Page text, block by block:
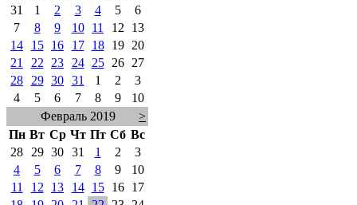
31
1 2 3 4 5
6
7
8 9 10 11 12
13
14
15 16 17 18 19
20
21
22 23 24 25 26
27
28
29 30 31 1 2
3
4
5 6 7 8 9
10
Февраль 2019
>
Пн Вт Ср Чт Пт Сб Вс
28
29 30 31 1 2
3
4
5 6 7 8 9
10
11
12 13 14 15 16
17